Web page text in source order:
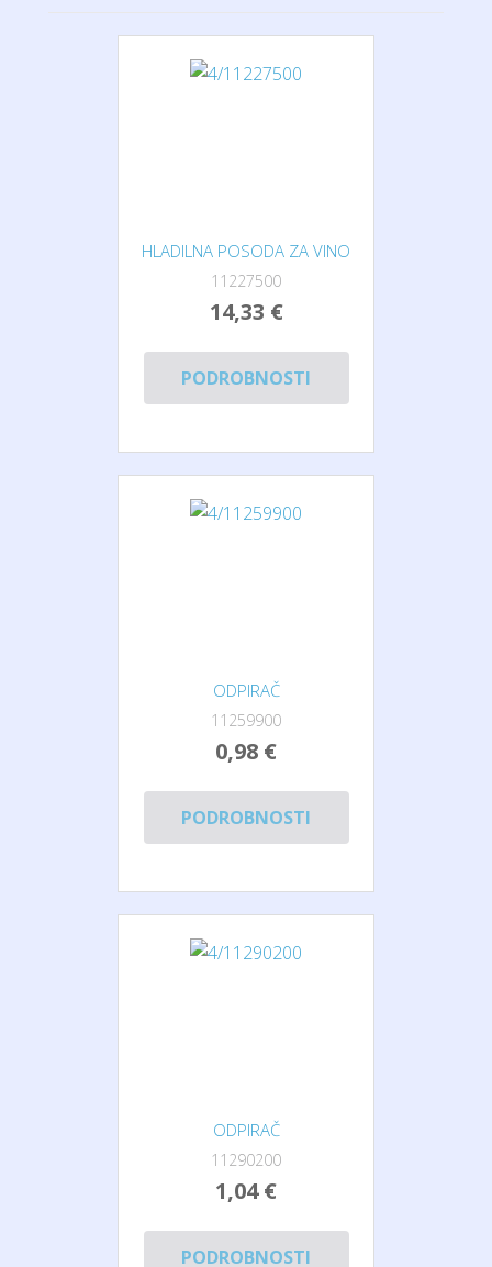
HLADILNA POSODA ZA VINO
11227500
14,33 €
PODROBNOSTI
ODPIRAČ
11259900
0,98 €
PODROBNOSTI
ODPIRAČ
11290200
1,04 €
PODROBNOSTI